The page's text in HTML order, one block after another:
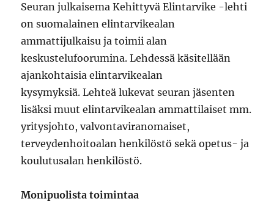
Seuran julkaisema Kehittyvä Elintarvike -lehti
on suomalainen elintarvikealan
ammattijulkaisu ja toimii alan
keskustelufoorumina. Lehdessä käsitellään
ajankohtaisia elintarvikealan
kysymyksiä. Lehteä lukevat seuran jäsenten
lisäksi muut elintarvikealan ammattilaiset mm.
yritysjohto, valvontaviranomaiset,
terveydenhoitoalan henkilöstö sekä opetus- ja
koulutusalan henkilöstö.
Monipuolista toimintaa